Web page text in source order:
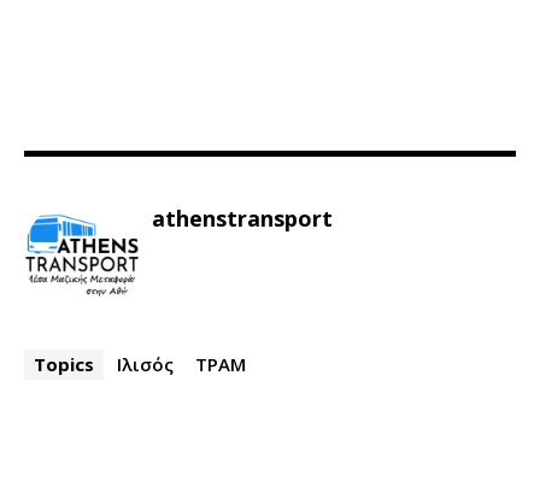
athenstransport
Topics Ιλισός ΤΡΑΜ